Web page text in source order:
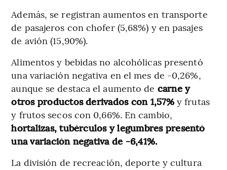
Además, se registran aumentos en transporte
de pasajeros con chofer (5,68%) y en pasajes
de avión (15,90%).
Alimentos y bebidas no alcohólicas presentó
una variación negativa en el mes de -0,26%,
aunque se destaca el aumento de carne y
otros productos derivados con 1,57%y frutas
y frutos secos con 0,66%. En cambio,
hortalizas, tubérculos y legumbres presentó
una variación negativa de -6,41%.
La división de recreación, deporte y cultura